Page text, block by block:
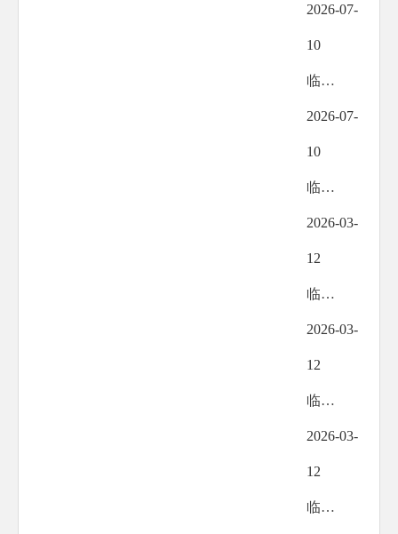
2026-07-
10
临夏回族自治州人民政府办公室现行有效规范性文件
2026-07-
10
临夏州灵活就业人员住房公积金缴存使用管理暂行办法
2026-03-
12
临夏州住房公积金个人贷款管理暂行办法
2026-03-
12
临夏州住房公积金提取管理暂行办法
2026-03-
12
临夏州住房公积金归集管理暂行办法